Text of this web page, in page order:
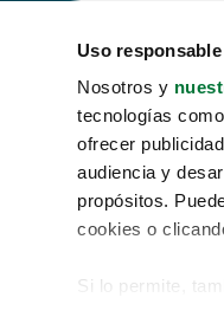
Uso
Nosotros y
tecnologías
ofrecer
audiencia y
propósitos.
cookies o
Si lo permite,